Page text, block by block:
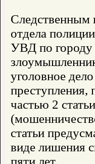
Следственным
отдела
УВД по
уголовное
преступления,
частью 2
статьи
виде лишения
пяти лет.